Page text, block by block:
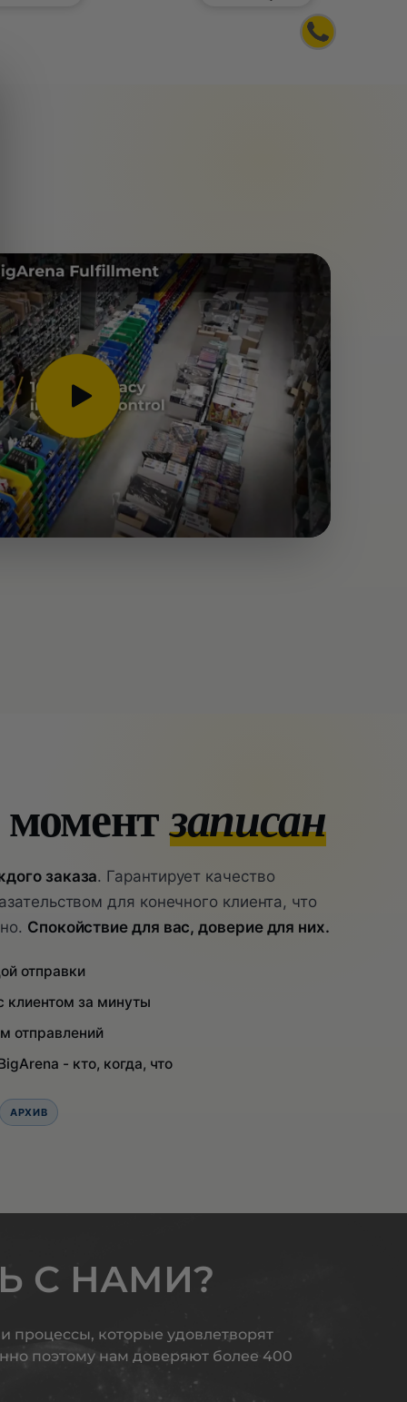
записан
заказа. Гарантирует качество
для конечного клиента, что
Спокойствие для вас, доверие для них.
отправки
клиентом за минуты
отправлений
- кто, когда, что
АРХИВ
С НАМИ?
процессы, которые удовлетворят
поэтому нам доверяют более 400